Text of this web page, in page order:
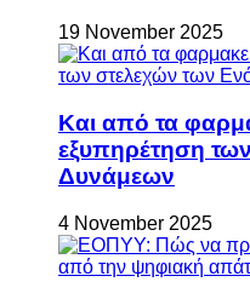
19 November 2025
Και από τα
εξυπηρέτηση
Δυνάμεων
4 November 2025